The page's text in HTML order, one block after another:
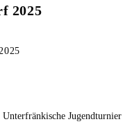
2025
Jugendturnier